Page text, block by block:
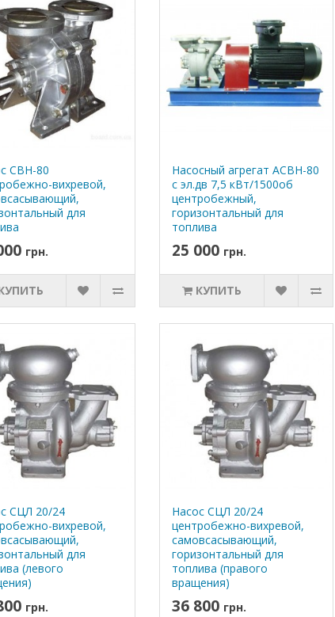
СВН-80
вихревой,
для
грн.
Насосный агрегат АСВН-80
с эл.дв 7,5 кВт/1500об
центробежный,
горизонтальный для
топлива
25 000 грн.
КУПИТЬ
СЦЛ 20/24
вихревой,
для
(левого
грн.
Насос СЦЛ 20/24
центробежно-вихревой,
самовсасывающий,
горизонтальный для
топлива (правого
вращения)
36 800 грн.